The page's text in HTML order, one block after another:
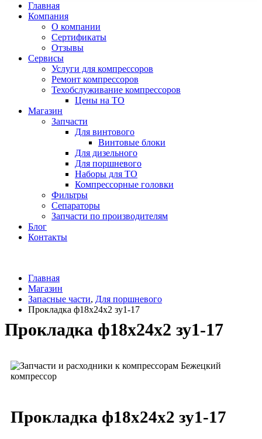
Главная
Компания
О компании
Сертификаты
Отзывы
Сервисы
Услуги для компрессоров
Ремонт компрессоров
Техобслуживание компрессоров
Цены на ТО
Магазин
Запчасти
Для винтового
Винтовые блоки
Для дизельного
Для поршневого
Наборы для ТО
Компрессорные головки
Фильтры
Сепараторы
Запчасти по производителям
Блог
Контакты
Главная
Магазин
Запасные части, Для поршневого
Прокладка ф18х24х2 зу1-17
Прокладка ф18х24х2 зу1-17
Прокладка ф18х24х2 зу1-17